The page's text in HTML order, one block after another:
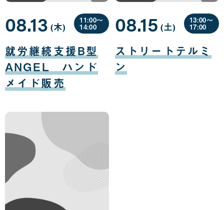
就労継続支援B型
ANGEL ハンド
メイド販売
08.13
月
13
日
(木曜
日
)
11:00〜
14:00
ストリートテルミ
ン
08.15
月
15
日
(土曜
日
)
13:00〜
17:00